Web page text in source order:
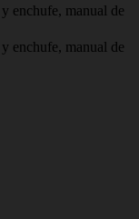
enchufe, manual de
enchufe, manual de